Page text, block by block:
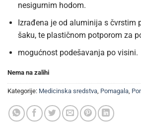
nesigurnim hodom.
Izrađena je od aluminija s čvrstim
šaku, te plastičnom potporom za
mogućnost podešavanja po visini.
Nema na zalihi
Kategorije: Medicinska sredstva, Pomagala,